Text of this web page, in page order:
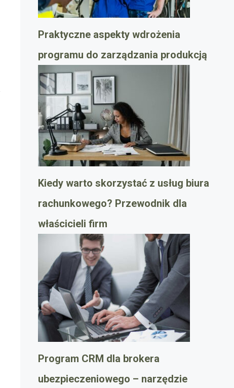
Praktyczne aspekty wdrożenia
programu do zarządzania produkcją
Kiedy warto skorzystać z usług biura
rachunkowego? Przewodnik dla
właścicieli firm
Program CRM dla brokera
ubezpieczeniowego – narzędzie